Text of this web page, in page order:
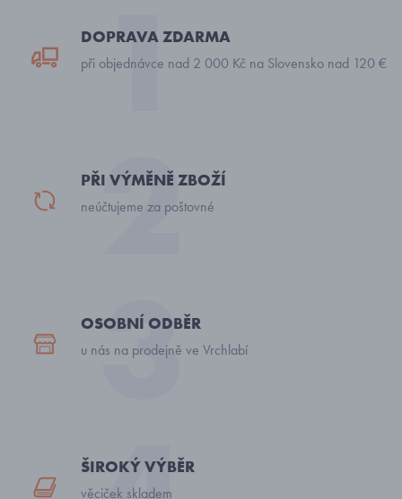
DOPRAVA ZDARMA
při objednávce nad 2 000 Kč na Slovensko nad 120 €
PŘI VÝMĚNĚ ZBOŽÍ
neúčtujeme za poštovné
OSOBNÍ ODBĚR
u nás na prodejně ve Vrchlabí
ŠIROKÝ VÝBĚR
věciček skladem